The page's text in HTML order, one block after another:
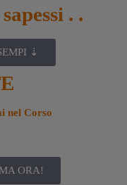
. .
⇣
nel Corso​
ORA!